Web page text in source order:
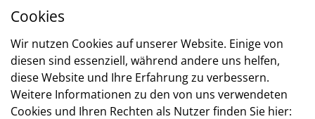
Versand
Cookies
Wir nutzen Cookies auf unserer Website. Einige von
diesen sind essenziell, während andere uns helfen,
diese Website und Ihre Erfahrung zu verbessern.
Weitere Informationen zu den von uns verwendeten
Cookies und Ihren Rechten als Nutzer finden Sie hier: